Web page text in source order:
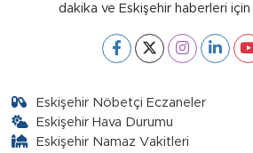
dakika ve Eskişehir haberleri
Eskişehir Nöbetçi Eczaneler
Eskişehir Hava Durumu
Eskişehir Namaz Vakitleri